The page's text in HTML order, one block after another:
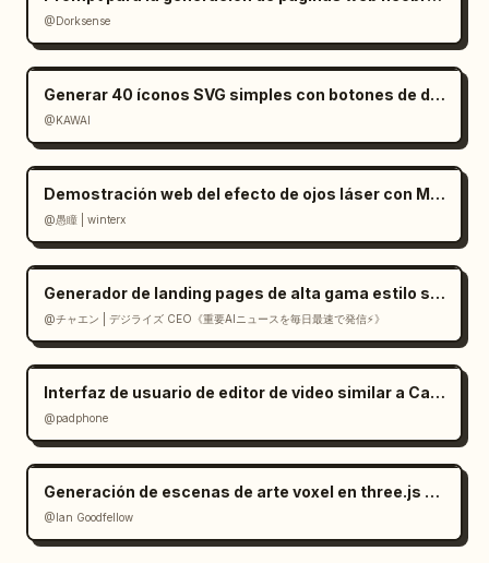
@Dorksense
Generar 40 íconos SVG simples con botones de descarga
@KAWAI
Demostración web del efecto de ojos láser con Mediapipe y Three.js
@愚瞳 | winterx
Generador de landing pages de alta gama estilo suizo en React
@チャエン | デジライズ CEO《重要AIニュースを毎日最速で発信⚡️》
Interfaz de usuario de editor de video similar a CapCut en Gemini
@padphone
Generación de escenas de arte voxel en three.js a partir de una imagen
@Ian Goodfellow